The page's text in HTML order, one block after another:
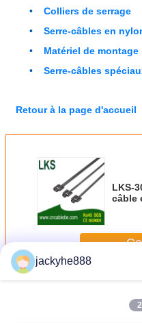
Colliers de serrage
Serre-câbles en
Matériel de montage
Serre-câbles
Retour à la page d'accueil
LKS-
câble
PlusAttache de câble en
jackyhe888